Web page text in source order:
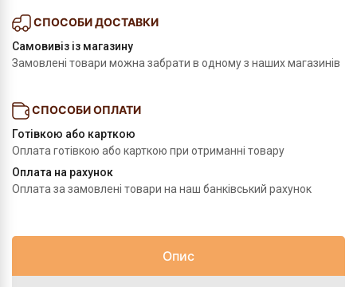
СПОСОБИ ДОСТАВКИ
Самовивіз із магазину
Замовлені товари можна забрати в одному з наших магазинів
СПОСОБИ ОПЛАТИ
Готівкою або карткою
Оплата готівкою або карткою при отриманні товару
Оплата на рахунок
Оплата за замовлені товари на наш банківський рахунок
Опис